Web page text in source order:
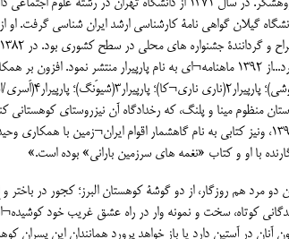
موشی)؛
1391، ونیز کتابی به نام گاهشمار اقوام ایران¬زمین با
با او و کتاب «نغمه های سرزمین بارانی» بوده است.»
دو مرد هم روزگار، از دو گوشۀ کوهستان البرز؛ کجور در
کوتاه، سخت و نمونه وار در راه عشق غریب خود
آنان در آستین دارد یا باز خواهد پرورد همانندان این